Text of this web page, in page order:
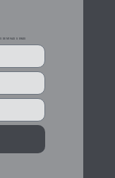
DE MINAS GERAIS